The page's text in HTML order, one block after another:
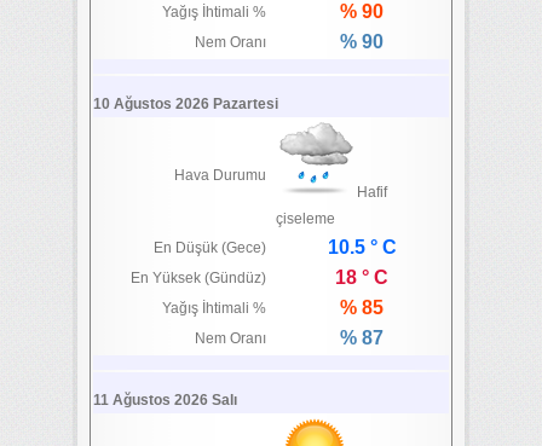
Yağış İhtimali % % 90
Nem Oranı % 90
10 Ağustos 2026 Pazartesi
Hava Durumu
Hafif
çiseleme
En Düşük (Gece)
10.5 ° C
En Yüksek (Gündüz) 18 ° C
Yağış İhtimali % % 85
Nem Oranı % 87
11 Ağustos 2026 Salı